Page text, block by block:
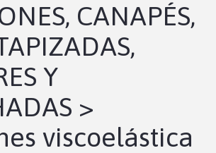
CANAPÉS,
Y
>
viscoelástica